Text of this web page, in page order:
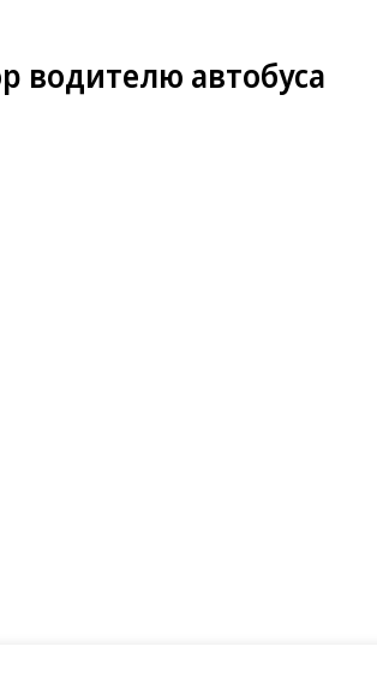
водителю автобуса